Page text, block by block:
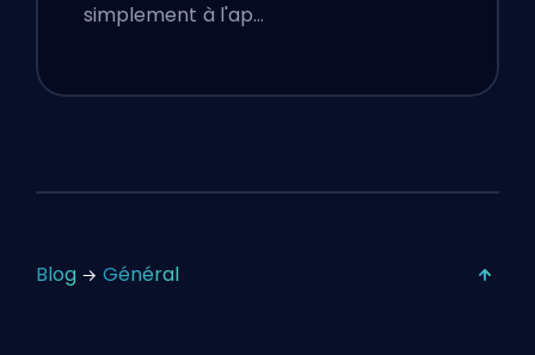
simplement à l'ap…
Blog Général